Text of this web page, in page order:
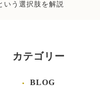
いう選択肢を解説
カテゴリー
BLOG